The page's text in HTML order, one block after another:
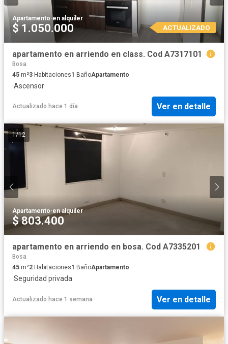
Apartamento·en alquiler
$ 1.050.000 ACTUALIZADO
apartamento en arriendo en class. Cod A7317101
Bosa
45 m²3 Habitaciones1 BañoApartamento
·Ascensor
Actualizado hace 1 día Ver en detalle
1/12
Apartamento·en alquiler
$ 803.400
apartamento en arriendo en bosa. Cod A7335201
Bosa
45 m²2 Habitaciones1 BañoApartamento
·Seguridad privada
Actualizado hace 1 semana Ver en detalle